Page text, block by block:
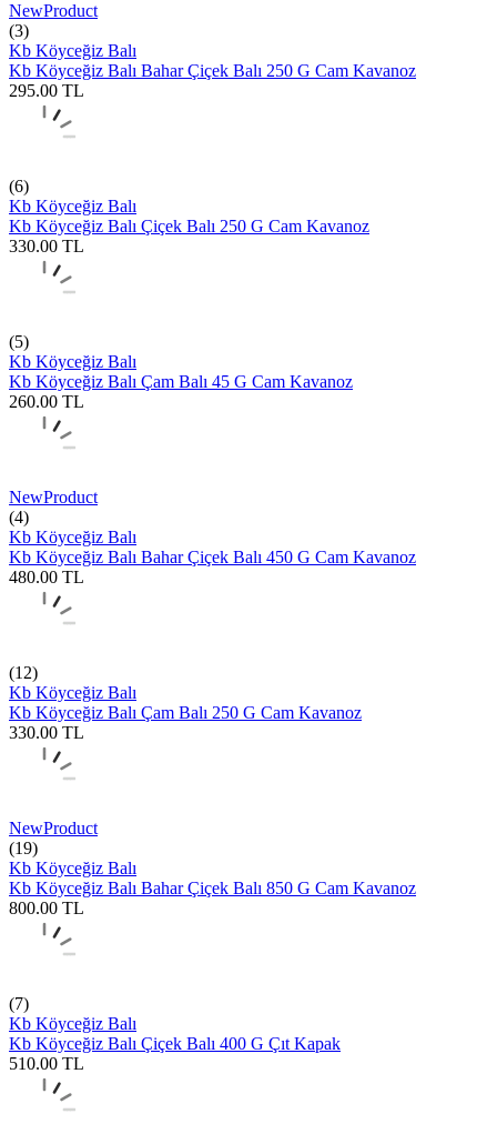
NewProduct
(3)
Kb Köyceğiz Balı
Kb Köyceğiz Balı Bahar Çiçek Balı 250 G Cam Kavanoz
295.00 TL
(6)
Kb Köyceğiz Balı
Kb Köyceğiz Balı Çiçek Balı 250 G Cam Kavanoz
330.00 TL
(5)
Kb Köyceğiz Balı
Kb Köyceğiz Balı Çam Balı 45 G Cam Kavanoz
260.00 TL
NewProduct
(4)
Kb Köyceğiz Balı
Kb Köyceğiz Balı Bahar Çiçek Balı 450 G Cam Kavanoz
480.00 TL
(12)
Kb Köyceğiz Balı
Kb Köyceğiz Balı Çam Balı 250 G Cam Kavanoz
330.00 TL
NewProduct
(19)
Kb Köyceğiz Balı
Kb Köyceğiz Balı Bahar Çiçek Balı 850 G Cam Kavanoz
800.00 TL
(7)
Kb Köyceğiz Balı
Kb Köyceğiz Balı Çiçek Balı 400 G Çıt Kapak
510.00 TL